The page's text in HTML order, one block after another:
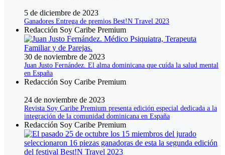
5 de diciembre de 2023
Ganadores Entrega de premios Best!N Travel 2023
Redacción Soy Caribe Premium
30 de noviembre de 2023
Juan Justo Fernández. El alma dominicana que cuída la salud mental
en España
Redacción Soy Caribe Premium
24 de noviembre de 2023
Revista Soy Caribe Premium presenta edición especial dedicada a la
integración de la comunidad dominicana en España
Redacción Soy Caribe Premium